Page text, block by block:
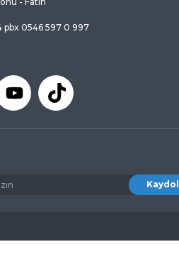
pbx 0546 597 0 997
Kaydol